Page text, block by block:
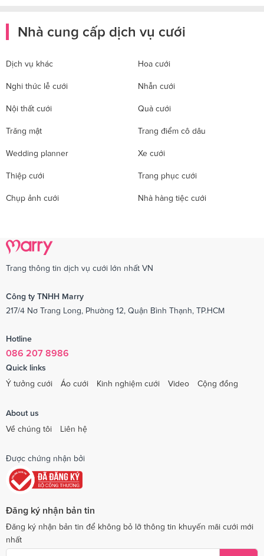
Nhà cung cấp dịch vụ cưới
Dịch vụ khác Hoa cưới
Nghi thức lễ cưới Nhẫn cưới
Nội thất cưới Quà cưới
Trăng mật Trang điểm cô dâu
Wedding planner Xe cưới
Thiệp cưới Trang phục cưới
Chụp ảnh cưới Nhà hàng tiệc cưới
Trang thông tin dịch vụ cưới lớn nhất VN
Công ty TNHH Marry
217/4 Nơ Trang Long, Phường 12, Quận Bình Thạnh, TP.HCM
Hotline
086 207 8986
Quick links
Ý tưởng cưới
Áo cưới Kinh nghiệm cưới Video Cộng đồng
About us
Về chúng tôi
Liên hệ
Được chứng nhận bởi
Đăng ký nhận bản tin
Đăng ký nhận bản tin để không bỏ lỡ thông tin khuyến mãi cưới mới
nhất